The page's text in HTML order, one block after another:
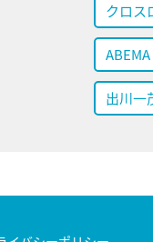
クロス
ABEMA
出川一